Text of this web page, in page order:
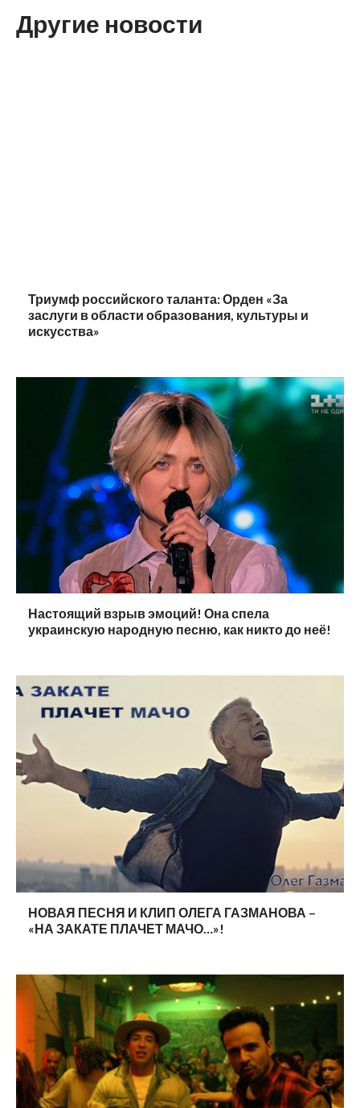
Другие новости
Триумф российского таланта: Орден «За
заслуги в области образования, культуры и
искусства»
Настоящий взрыв эмоций! Она спела
украинскую народную песню, как никто до неё!
НОВАЯ ПЕСНЯ И КЛИП ОЛЕГА ГАЗМАНОВА –
«НА ЗАКАТЕ ПЛАЧЕТ МАЧО…»!